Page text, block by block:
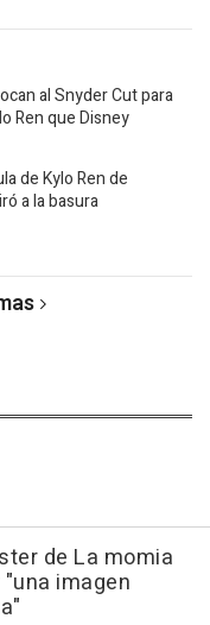
al Snyder Cut para
Ren que Disney
de Kylo Ren de
a la basura
de La momia
imagen